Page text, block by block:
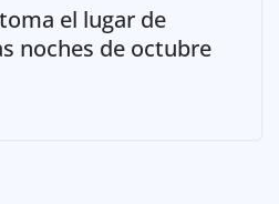
el lugar de
noches de octubre